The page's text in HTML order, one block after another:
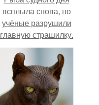
всплыла снова, но
учёные разрушили
главную страшилку.